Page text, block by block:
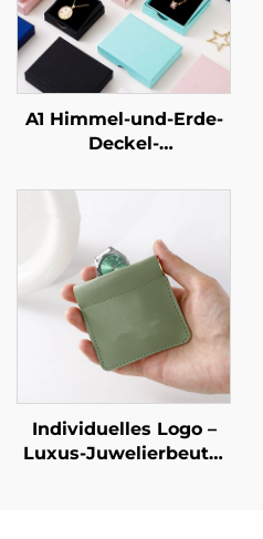
A1 Himmel-und-Erde-
Deckel-
für Ringe und
Halsketten –
kundenspezifische
Größe und Form,
Artpapier-/Karton-
Material – punktuelle
Großhandelsverfügbarkeit
Individuelles Logo –
Luxus-Juwelierbeutel